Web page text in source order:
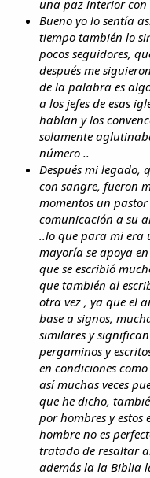
una paz interior con
Bueno yo lo sentía
tiempo también lo
pocos seguidores,
después me
de la palabra es
a los jefes de esas
hablan y los
solamente
número ..
Después mi legado,
con sangre, fueron
momentos un
comunicación a su
..lo que para mi era
mayoría se apoya
que se escribió
que también al
otra vez , ya que el
base a signos,
similares y
pergaminos y
en condiciones
así muchas veces
que he dicho,
por hombres y estos
hombre no es
tratado de resaltar
además la la Biblia